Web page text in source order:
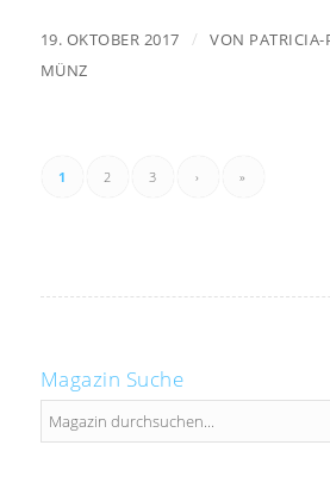
19. OKTOBER 2017 / VON
MÜNZ
1 2 3 › »
Magazin Suche